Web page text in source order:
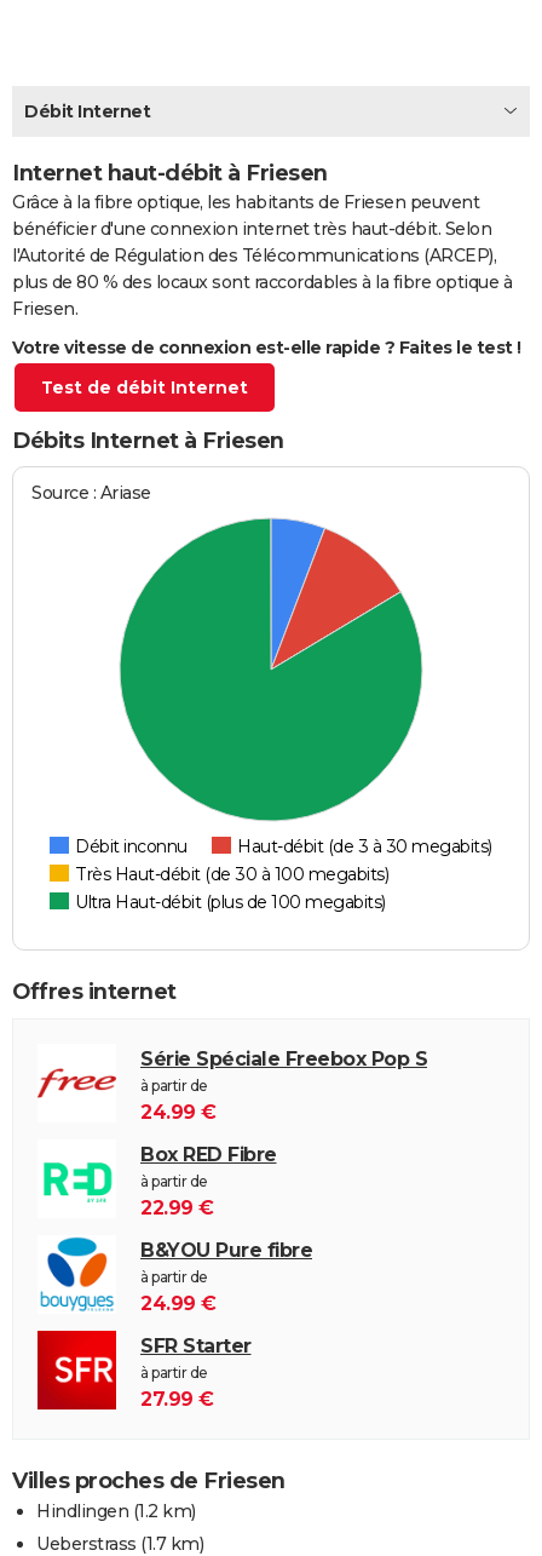
CARTE DE VOEUX
Carte de Noël
Carte Bonne année
Carte Saint-Valentin
Carte Pâques
Carte d'anniversaire
DICTIONNAIRE
PROGRAMME TV
S'inscrire
Se connecter
Lycées
Collèges
Primaires
Universités
Entreprises
Service militaire
Avis de recherche
Bricolage
Lifestyle
Culture
Sport
Auto
Television
Voyage
Cinema
Débit Internet
Internet haut-débit à Friesen
Grâce à la fibre optique, les habitants de Friesen peuvent
bénéficier d'une connexion internet très haut-débit. Selon
l'Autorité de Régulation des Télécommunications (ARCEP),
plus de 80 % des locaux sont raccordables à la fibre optique à
Friesen.
Votre vitesse de connexion est-elle rapide ? Faites le test !
Test de débit Internet
Débits Internet à Friesen
Source : Ariase
Débit inconnu
Haut-débit (de 3 à 30 megabits)
Très Haut-débit (de 30 à 100 megabits)
Ultra Haut-débit (plus de 100 megabits)
Offres internet
Série Spéciale Freebox Pop S
à partir de
24.99 €
Box RED Fibre
à partir de
22.99 €
B&YOU Pure fibre
à partir de
24.99 €
SFR Starter
à partir de
27.99 €
Villes proches de Friesen
Hindlingen (1.2 km)
Ueberstrass (1.7 km)